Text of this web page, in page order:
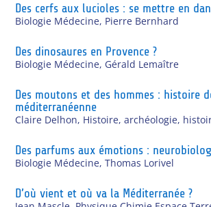
Des cerfs aux lucioles : se mettre en
Biologie Médecine, Pierre Bernhard
Des dinosaures en Provence ?
Biologie Médecine, Gérald Lemaître
Des moutons et des hommes : histoire
méditerranéenne
Claire Delhon, Histoire, archéologie,
Des parfums aux émotions :
Biologie Médecine,Thomas Lorivel
D’où vient et où va la Méditerranée ?